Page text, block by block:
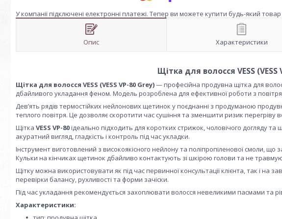
У компанії підключені електронні платежі. Тепер ви можете купити будь-який
Опис Характеристики
Щітка для волосся VESS (VESS
Щітка для волосся VESS (VESS VP-80 Grey)— професійна продувна щітка для
дбайливого укладання феном. Модель розроблена для ефективної роботи з
Дев’ять рядів термостійких нейлонових щетинок у поєднанні з продуманою
теплого повітря. Це дозволяє скоротити час сушіння та зменшити ризик перегріву
Щітка VESS VP-80ідеально підходить для коротких стрижок, чоловічого догляду
акуратний вигляд, гладкість і контроль під час укладки.
Інструмент виготовлений з високоякісного нейлону та поліпропіленової смоли, що
Кульки на кінчиках щетинок дбайливо контактують зі шкірою голови та не
Щітку можна використовувати як під час первинної консультації клієнта, так і на
перевірки балансу, рухливості та форми зачіски.
Під час укладання рекомендується захоплювати волосся невеликими пасмами та
Характеристики: